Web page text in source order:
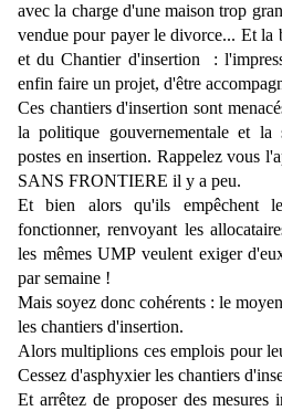
avec la charge d'une maison trop
vendue pour payer le divorce... Et la
et du Chantier d'insertion :
enfin faire un projet, d'être
Ces chantiers d'insertion sont
la politique gouvernementale et la
postes en insertion. Rappelez vous
SANS FRONTIERE il y a peu.
Et bien alors qu'ils empêchent
fonctionner, renvoyant les
les mêmes UMP veulent exiger
par semaine !
Mais soyez donc cohérents : le
les chantiers d'insertion.
Alors multiplions ces emplois pour
Cessez d'asphyxier les chantiers
Et arrêtez de proposer des mesures